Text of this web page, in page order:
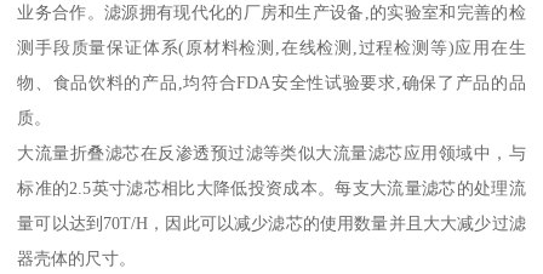
业务合作。滤源拥有现代化的厂房和生产设备,的实验室和完善的检
测手段质量保证体系(原材料检测,在线检测,过程检测等)应用在生
物、食品饮料的产品,均符合FDA安全性试验要求,确保了产品的品
质。
大流量折叠滤芯在反渗透预过滤等类似大流量滤芯应用领域中，与
标准的2.5英寸滤芯相比大降低投资成本。每支大流量滤芯的处理流
量可以达到70T/H，因此可以减少滤芯的使用数量并且大大减少过滤
器壳体的尺寸。